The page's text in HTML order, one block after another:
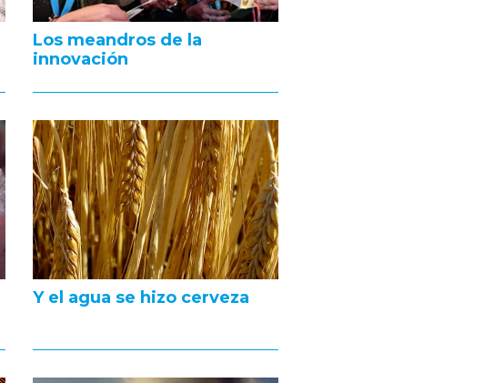
Los meandros de la
innovación
Y el agua se hizo cerveza